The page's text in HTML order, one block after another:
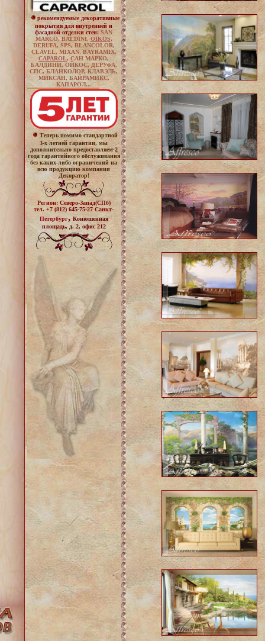
рекомендуемые декоративные
покрытия для внутренней и
фасадной отделки стен: SAN
MARCO, BALDINI, OIKOS,
DERUFA, SPS, BLANCOLOR,
CLAVEL, MIXAN,BAYRAMIX,
CAPAROL, САН МАРКО,
БАЛДИНИ, ОЙКОС, ДЕРУФА,
СПС, БЛАНКОЛОР, КЛАВЭЛЬ,
МИКСАН, БАЙРАМИКС,
КАПАРОЛ...
Теперь помимо стандартной
3-х летней гарантии, мы
дополнительно предоставляем 2
года гарантийного обслуживания
без каких-либо ограничений на
всю продукцию компании
Декоратор!
Регион: Северо-Запад(СПб)
тел. +7 (812) 645-75-27 Санкт-
Петербург, Конюшенная
площадь, д. 2, офис 212